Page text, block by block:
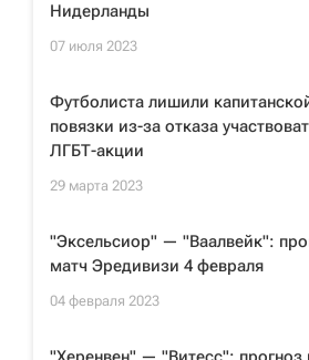
Нидерланды
07 июля 2023
Футболиста лишили
повязки из-за отказа
ЛГБТ-акции
29 марта 2023
"Эксельсиор" — "Ваалвейк":
матч Эредивизи 4 февраля
04 февраля 2023